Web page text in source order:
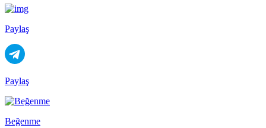
Paylaş
Paylaş
Beğenme